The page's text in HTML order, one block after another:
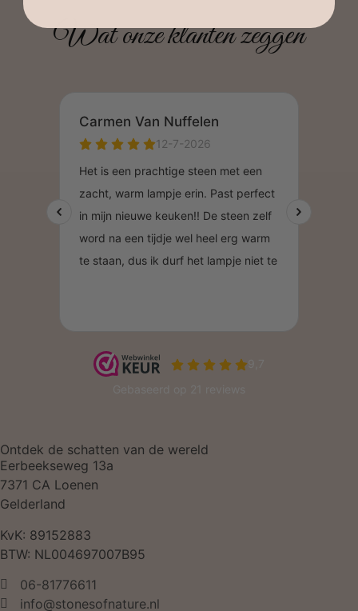
Wat onze klanten zeggen
Ontdek de schatten van de wereld
Eerbeekseweg 13a
7371 CA Loenen
Gelderland
KvK: 89152883
BTW: NL004697007B95
06-81776611
info@stonesofnature.nl